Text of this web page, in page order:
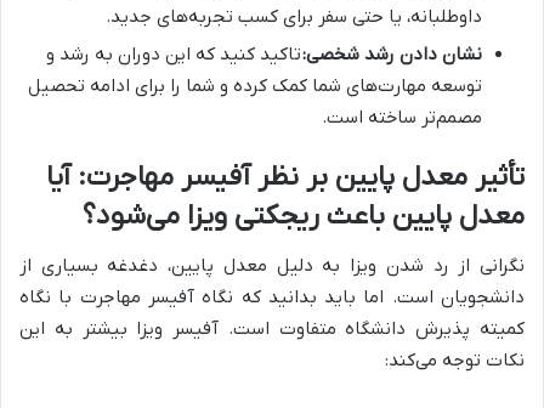
داوطلبانه، یا حتی سفر برای کسب تجربه‌های جدید.
نشان دادن رشد شخصی:تاکید کنید که این دوران به رشد و
توسعه مهارت‌های شما کمک کرده و شما را برای ادامه تحصیل
مصمم‌تر ساخته است.
تأثیر معدل پایین بر نظر آفیسر مهاجرت: آیا
معدل پایین باعث ریجکتی ویزا می‌شود؟
نگرانی از رد شدن ویزا به دلیل معدل پایین، دغدغه بسیاری از
دانشجویان است. اما باید بدانید که نگاه آفیسر مهاجرت با نگاه
کمیته پذیرش دانشگاه متفاوت است. آفیسر ویزا بیشتر به این
نکات توجه می‌کند: